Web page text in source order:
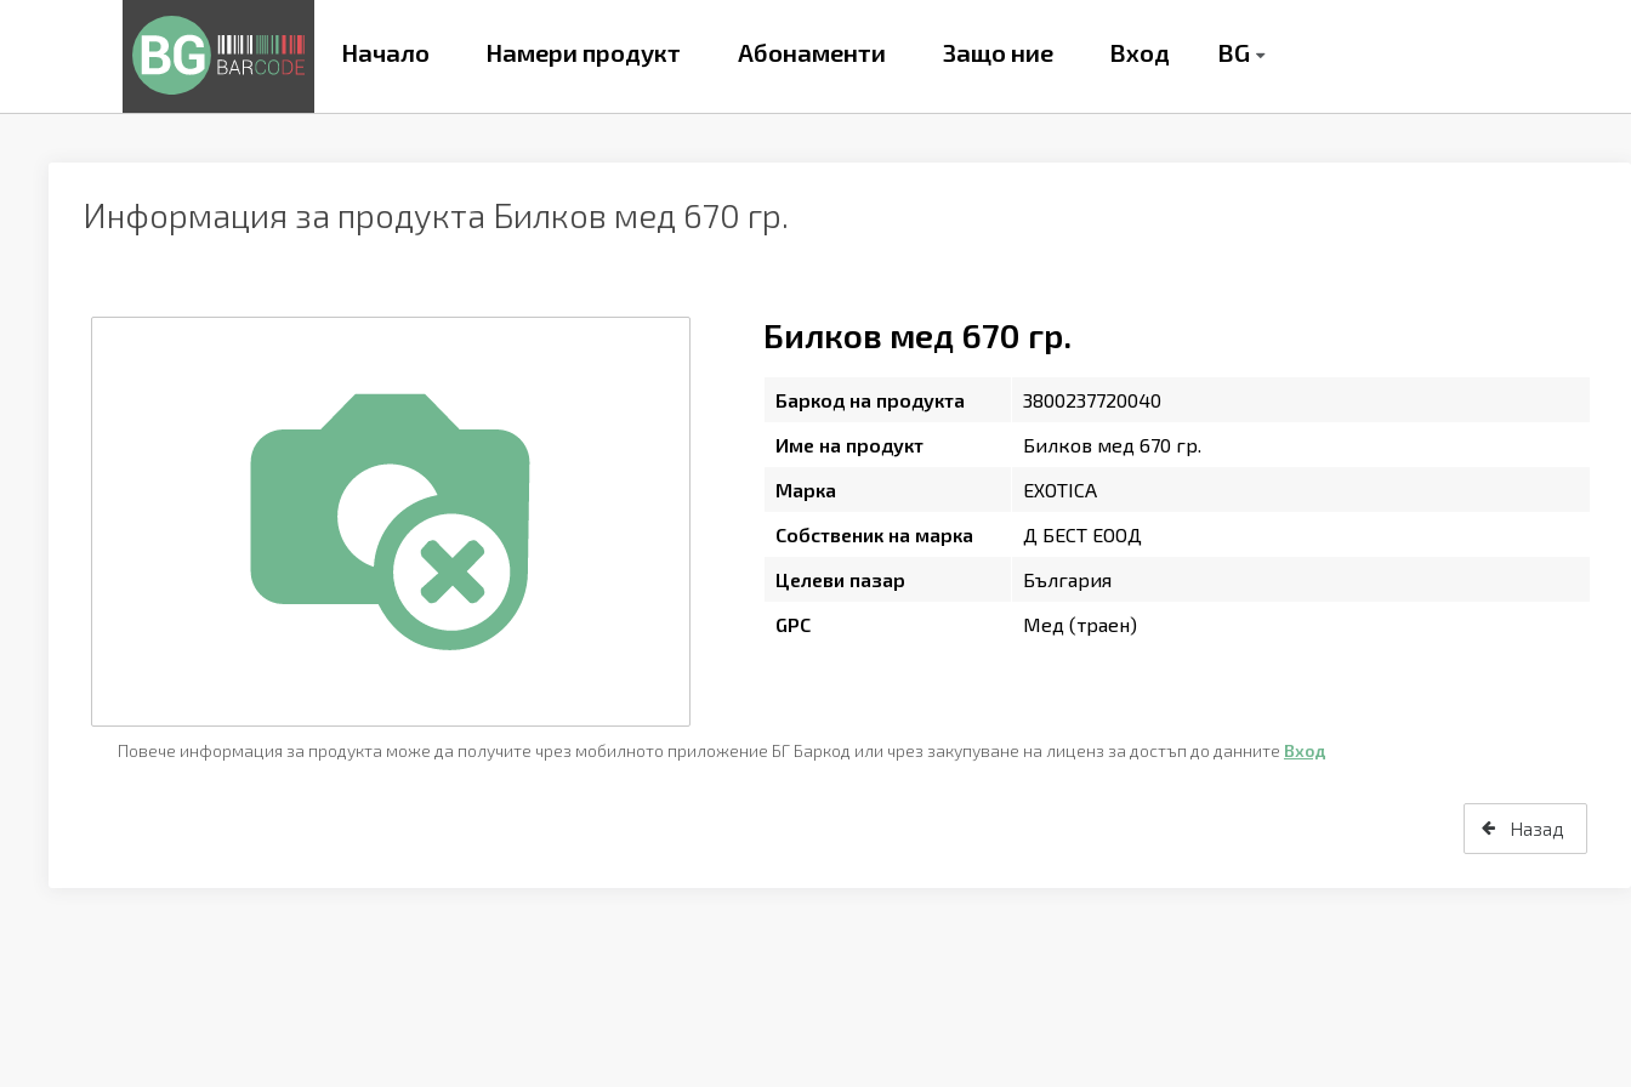
Начало Намери продукт Абонаменти Защо ние Вход BG
Информация за продукта Билков мед 670 гр.
Билков мед 670 гр.
Баркод на продукта
3800237720040
Име на продукт
Билков мед 670 гр.
Марка
EXOTICA
Собственик на марка
Д БЕСТ ЕООД
Целеви пазар
България
GPC
Мед (траен)
Повече информация за продукта може да получите чрез мобилното приложение БГ Баркод или чрез закупуване на лиценз за достъп до данните Вход
Назад